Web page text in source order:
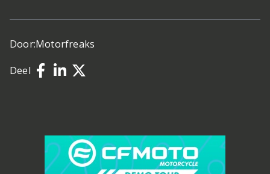
Door:Motorfreaks
Deel